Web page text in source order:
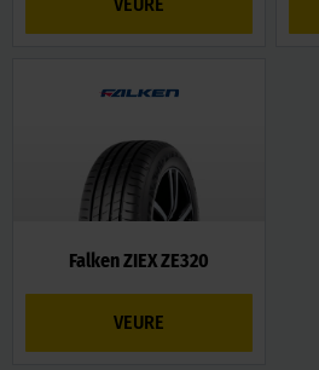
Falken ZIEX ZE320
VEURE